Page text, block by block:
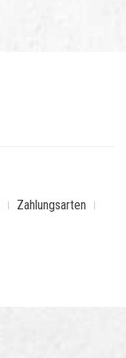
Zahlungsarten